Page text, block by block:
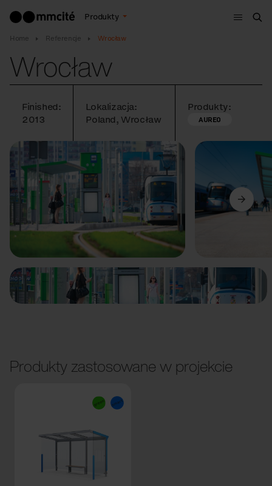
Produkty
Menu
Home Referencje Wrocław
Wrocław
Finished:
2013
Lokalizacja:
Poland, Wrocław
Produkty:
AUREO
Poprzedni
Produkty zastosowane w projekcie